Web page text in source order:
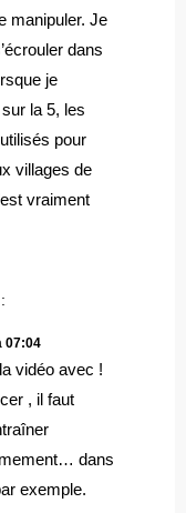
manipuler. Je
dans
je
la 5, les
pour
villages de
vraiment
07:04
vidéo avec !
, il faut
dans
exemple.